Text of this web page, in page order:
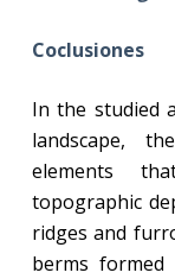
Coclusiones
In the studied
landscape,
elements
topographic
ridges and
berms